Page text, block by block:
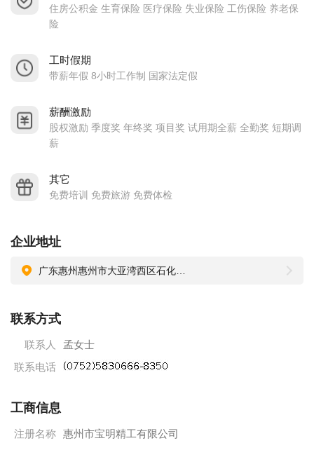
资子公司，目前正在筹备上市。）
2、住宿环境：每间3-4人，每个宿舍配置独立洗手间、风扇、
空调及供应各房间的中央热水器，每位住宿人员配有单独的衣
3、每逢国家法定节假日，公司为了慰劳员工，会给予员工加餐
及其它节日礼物。
部员工中提拔。
5、公司所有生产厂房均为全新无尘工作室，全部配置使用中央
6、公司内配有全新的篮球场、足球场、桌球室、乒乓球室以及
员工服务社区和超市。
住房公积金 生育保险 医疗保险 失业保险 工伤保险 养老保
险
工时假期
带薪年假 8小时工作制 国家法定假
薪酬激励
股权激励 季度奖 年终奖 项目奖 试用期全薪 全勤奖 短期调
薪
其它
免费培训 免费旅游 免费体检
企业地址
联系方式
联系人
孟女士
联系电话
工商信息
注册名称 惠州市宝明精工有限公司